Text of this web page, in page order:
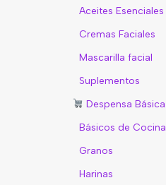
Aceites Esenciales
Cremas Faciales
Mascarilla facial
Suplementos
Despensa Básica
Básicos de Cocina
Granos
Harinas